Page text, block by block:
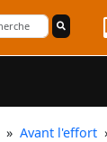
» Avant l'effort